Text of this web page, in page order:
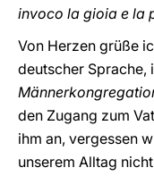
invoco la gioia e la
Von Herzen grüße
deutscher Sprache,
den Zugang zum
ihm an, vergessen
unserem Alltag